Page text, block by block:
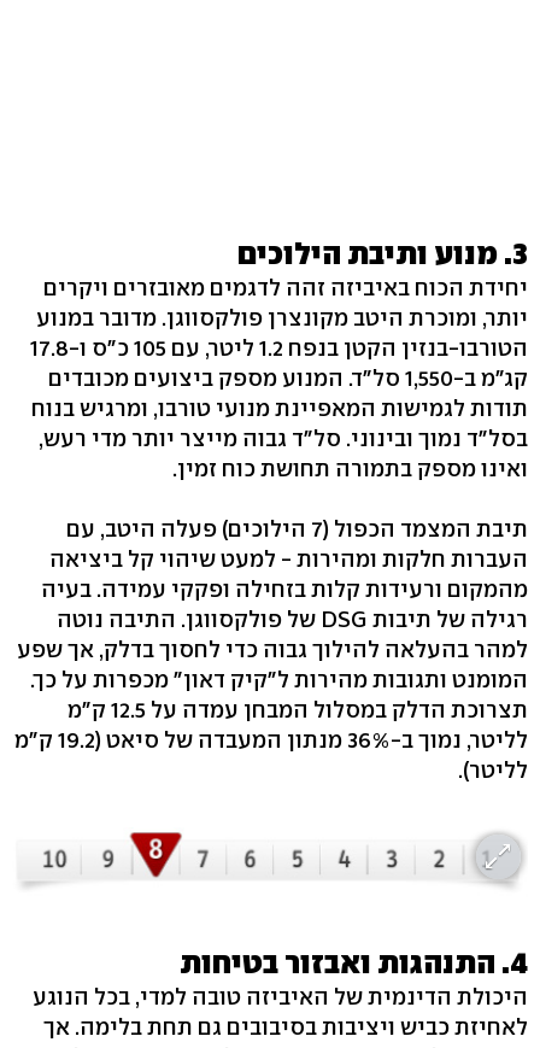
3. מנוע ותיבת הילוכים
יחידת הכוח באיביזה זהה לדגמים מאובזרים ויקרים
יותר, ומוכרת היטב מקונצרן פולקסווגן. מדובר במנוע
הטורבו-בנזין הקטן בנפח 1.2 ליטר, עם 105 כ"ס ו-17.8
קג"מ ב-1,550 סל"ד. המנוע מספק ביצועים מכובדים
תודות לגמישות המאפיינת מנועי טורבו, ומרגיש בנוח
בסל"ד נמוך ובינוני. סל"ד גבוה מייצר יותר מדי רעש,
ואינו מספק בתמורה תחושת כוח זמין.
תיבת המצמד הכפול (7 הילוכים) פעלה היטב, עם
העברות חלקות ומהירות - למעט שיהוי קל ביציאה
מהמקום ורעידות קלות בזחילה ופקקי עמידה. בעיה
רגילה של תיבות DSG של פולקסווגן. התיבה נוטה
למהר בהעלאה להילוך גבוה כדי לחסוך בדלק, אך שפע
המומנט ותגובות מהירות ל"קיק דאון" מכפרות על כך.
תצרוכת הדלק במסלול המבחן עמדה על 12.5 ק"מ
לליטר, נמוך ב-36% מנתון המעבדה של סיאט (19.2 ק"מ
לליטר).
4. התנהגות ואבזור בטיחות
היכולת הדינמית של האיביזה טובה למדי, בכל הנוגע
לאחיזת כביש ויציבות בסיבובים גם תחת בלימה. אך